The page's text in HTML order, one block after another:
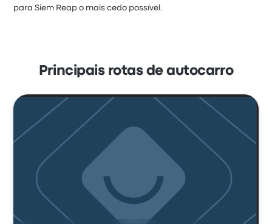
para Siem Reap o mais cedo possível.
Principais rotas de autocarro